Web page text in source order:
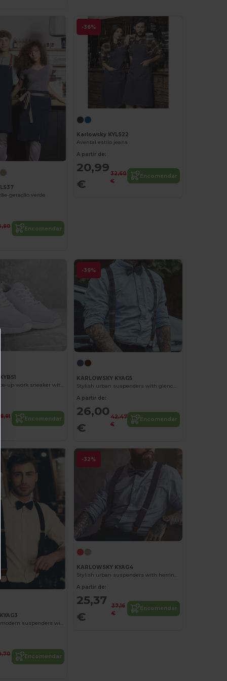
geração verde
Encomendar
-36%
Karlowsky KYLS22
Avental estilo jeans
A partir de:
20,99
€
32,60
€
Encomendar
Lightweight lace-up work sneaker with soft outsole for ladies and men
68,91
Encomendar
-39%
KARLOWSKY KYAG5
Stylish urban suspenders with glencheck pattern
A partir de:
26,00
€
42,47
€
Encomendar
Plain coloured modern suspenders with urban charm
Encomendar
-32%
KARLOWSKY KYAG4
A partir de:
25,37
€
37,16
€
Encomendar